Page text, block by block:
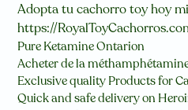
Adopta tu cachorro toy hoy
https://
Pure Ketamine Ontarion
Acheter de la
Exclusive quality Products for
Quick and safe delivery on